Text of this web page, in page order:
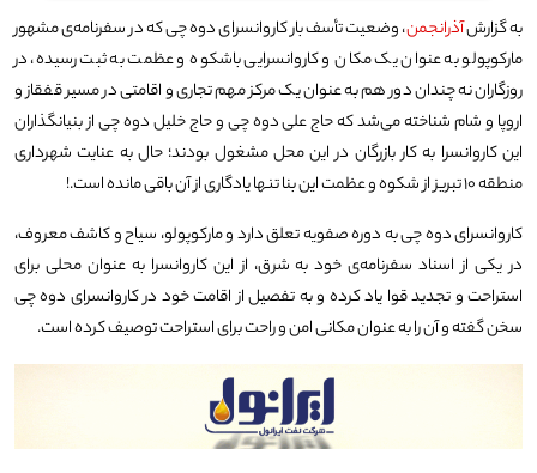
به گزارشآذرانجمن، وضعیت تأسف بار کاروانسرای دوه چی که در سفرنامه‌ی مشهور
مارکوپولو به عنوان یک مکان و کاروانسرایی باشکوه و عظمت به ثبت رسیده، در
روزگاران نه چندان دور هم به عنوان یک مرکز مهم تجاری و اقامتی در مسیر قفقاز و
اروپا و شام شناخته می‌شد که حاج علی دوه چی و حاج خلیل دوه چی از بنیانگذاران
این کاروانسرا به کار بازرگان در این محل مشغول بودند؛ حال به عنایت شهرداری
منطقه ۱۰ تبریز از شکوه و عظمت این بنا تنها یادگاری از آن باقی مانده است.!
کاروانسرای دوه چی به دوره صفویه تعلق دارد و مارکوپولو، سیاح و کاشف معروف،
در یکی از اسناد سفرنامه‌ی خود به شرق، از این کاروانسرا به عنوان محلی برای
استراحت و تجدید قوا یاد کرده و به تفصیل از اقامت خود در کاروانسرای دوه چی
سخن گفته و آن را به عنوان مکانی امن و راحت برای استراحت توصیف کرده است.